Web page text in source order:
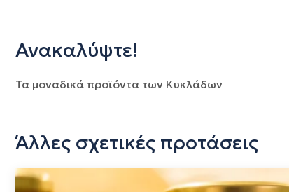
Ανακαλύψτε!
Τα μοναδικά προϊόντα των Κυκλάδων
Άλλες σχετικές προτάσεις